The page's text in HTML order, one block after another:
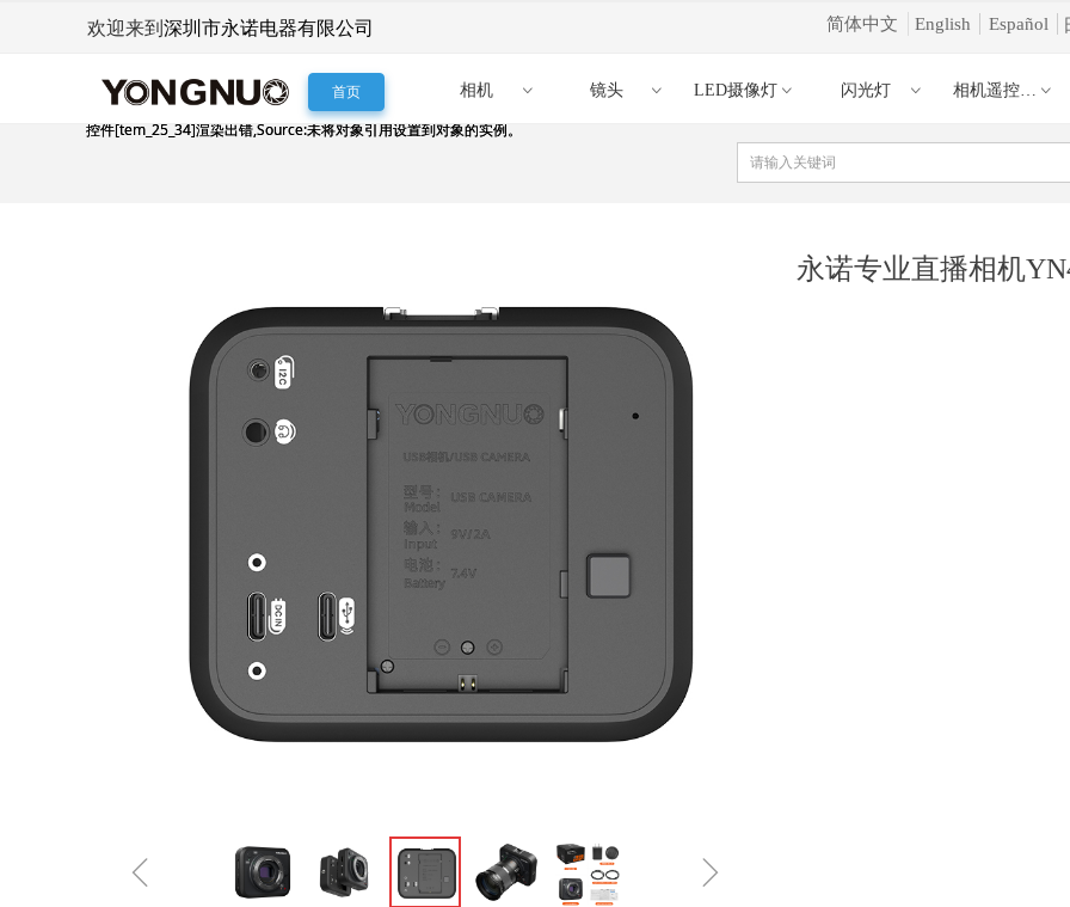
ꀁ
相机 ꀁ
镜头 ꀁ
LED摄像灯 ꀁ
闪光灯 ꀁ
相机遥控器引闪器
首页
简体中文 English
欢迎来到 深圳市永诺电器有限公司 Español
控件[tem_25_34]渲染出错,Source:未将对象引用设置到对象的实例。
ꁆ ꁇ
永诺专业直播相机
控件[tem_25_34]渲染出错,Source:未将对象引用设置到对象的实例。